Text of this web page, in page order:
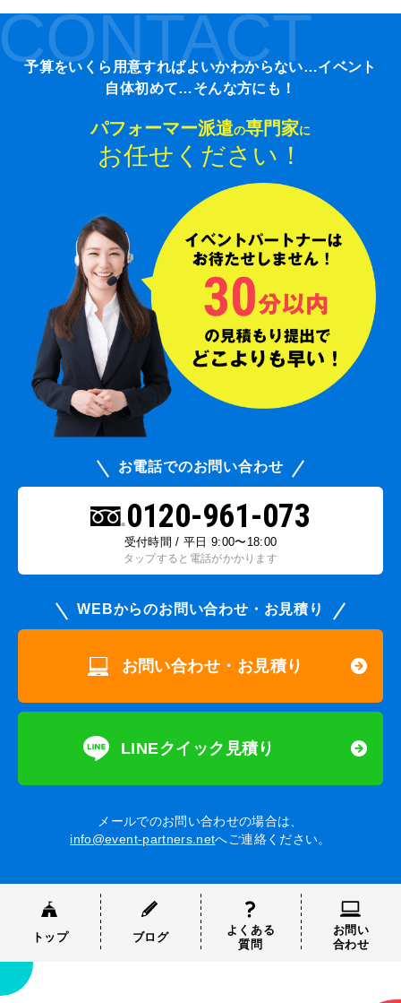
予算をいくら用意すればよいかわからない…イベント
自体初めて…そんな方にも！
パフォーマー派遣の専門家に
お任せください！
お電話でのお問い合わせ
0120-961-073
受付時間 / 平日 9:00〜18:00
タップすると電話がかかります
WEBからのお問い合わせ・お見積り
お問い合わせ・お見積り
LINEクイック見積り
メールでのお問い合わせの場合は、
info@event-partners.netへご連絡ください。
トップ ブログ
よくある
質問
お問い
合わせ